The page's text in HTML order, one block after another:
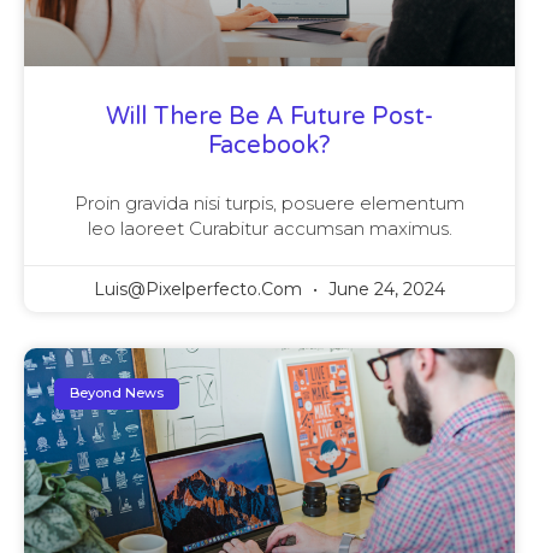
Will There Be A Future Post-
Facebook?
Proin gravida nisi turpis, posuere elementum
leo laoreet Curabitur accumsan maximus.
Luis@pixelperfecto.com June 24, 2024
Beyond News